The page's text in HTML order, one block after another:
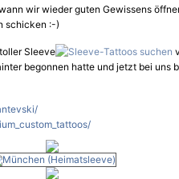
wir wieder guten Gewissens
schicken :-)
Sleeve
begonnen hatte und jetzt bei uns